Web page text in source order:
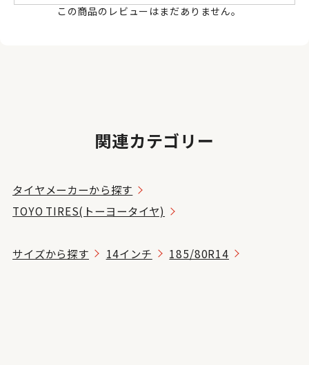
この商品のレビューはまだありません。
関連カテゴリー
タイヤメーカーから探す
TOYO TIRES(トーヨータイヤ)
サイズから探す 14インチ 185/80R14